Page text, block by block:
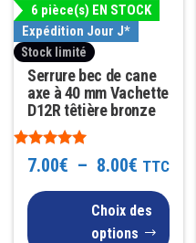
6 pièce(s) EN STOCK
Expédition Jour J*
Stock limité
Serrure bec de cane
axe à 40 mm Vachette
D12R têtière bronze
Note
5.007.00€ – 8.00€ Plage
de
prix :
TTC
Choix des
options
variations.
Les
options
peuvent
choisies
sur